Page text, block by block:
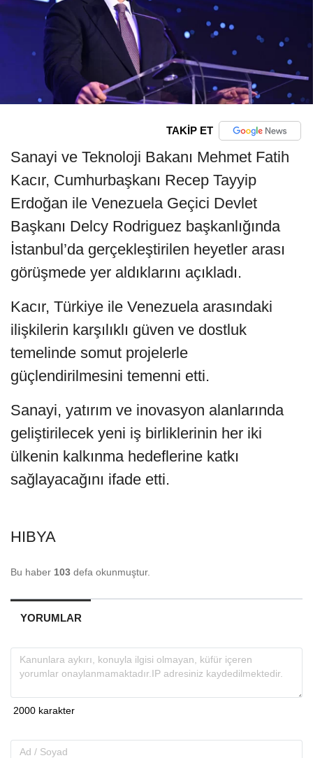
TAKİP ET
Sanayi ve Teknoloji Bakanı Mehmet Fatih
Kacır, Cumhurbaşkanı Recep Tayyip
Erdoğan ile Venezuela Geçici Devlet
Başkanı Delcy Rodriguez başkanlığında
İstanbul’da gerçekleştirilen heyetler arası
görüşmede yer aldıklarını açıkladı.
Kacır, Türkiye ile Venezuela arasındaki
ilişkilerin karşılıklı güven ve dostluk
temelinde somut projelerle
güçlendirilmesini temenni etti.
Sanayi, yatırım ve inovasyon alanlarında
geliştirilecek yeni iş birliklerinin her iki
ülkenin kalkınma hedeflerine katkı
sağlayacağını ifade etti.
HIBYA
Bu haber 103 defa okunmuştur.
YORUMLAR